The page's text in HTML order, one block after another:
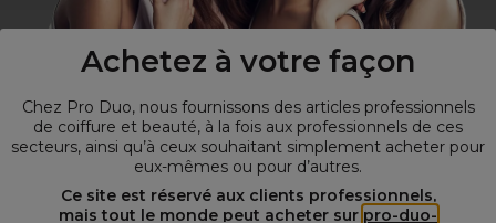
Achetez à votre façon
Chez Pro Duo, nous fournissons des articles professionnels
de coiffure et beauté, à la fois aux professionnels de ces
secteurs, ainsi qu’à ceux souhaitant simplement acheter pour
eux-mêmes ou pour d’autres.
Ce site est réservé aux clients professionnels,
mais tout le monde peut acheter sur pro-duo-